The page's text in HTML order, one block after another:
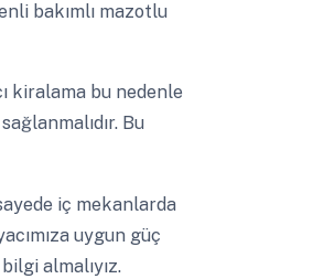
bakımlı mazotlu
kiralama bu nedenle
Bu
iç mekanlarda
uygun güç
almalıyız.